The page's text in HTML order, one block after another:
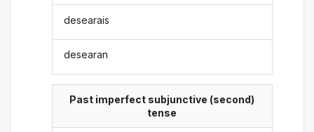
desearais
desearan
Past imperfect subjunctive (second)
tense